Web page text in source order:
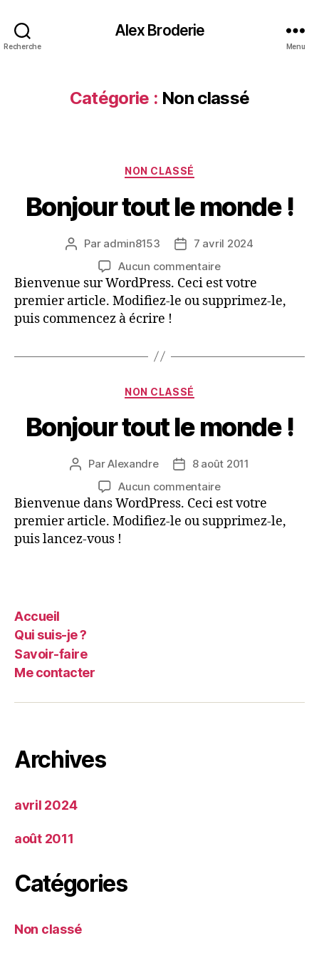
Recherche
Alex Broderie
Menu
Catégorie : Non classé
Catégories
NON CLASSÉ
Bonjour tout le monde !
Auteur
l’article
Par admin8153
Date
l’article
7 avril 2024
Aucun commentairesur
Bonjour
tout
le
Bienvenue sur WordPress. Ceci est votre
premier article. Modifiez-le ou supprimez-le,
puis commencez à écrire !
Catégories
NON CLASSÉ
Bonjour tout le monde !
Auteur
l’article
ParAlexandre
Date
l’article
8 août 2011
Aucun commentairesur
Bonjour
tout
le
Bienvenue dans WordPress. Ceci est votre
premier article. Modifiez-le ou supprimez-le,
puis lancez-vous !
Accueil
Qui suis-je ?
Savoir-faire
Me contacter
Archives
avril 2024
août 2011
Catégories
Non classé